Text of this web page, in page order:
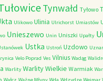
Tynwałd Tyłowo
Ulikowo Ulinia Ulrichorst Umiastów
Unieszewo Unin Uniszki Upałty
Ustka Ustroń Uzdowo
Velo Poprad Ves Vilnius Wadąg
Warlity Warlity Wielkie Warmiak